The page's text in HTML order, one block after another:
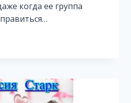
когда ее группа